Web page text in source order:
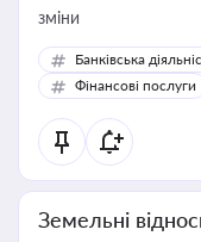
зміни
Банківська
Фінансові послуги
Земельні